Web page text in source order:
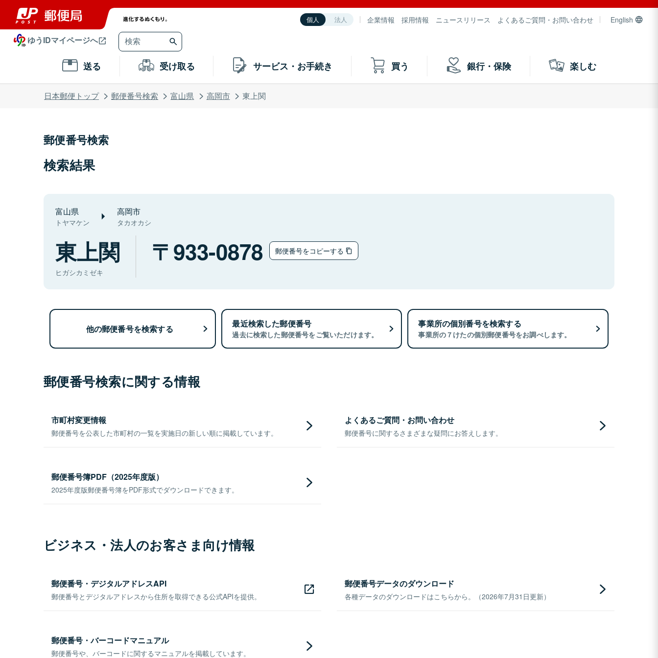
個人 法人 企業情報 採用情報 ニュースリリース よくあるご質問・お問い合わせ English
ゆうIDマイページへ
送る 受け取る サービス・お手続き 買う 銀行・保険 楽しむ
日本郵便トップ 郵便番号検索 富山県 高岡市 東上関
郵便番号検索
検索結果
富山県
トヤマケン
高岡市
タカオカシ
東上関
ヒガシカミゼキ
933-0878 郵便番号をコピーする
他の郵便番号を検索する 最近検索した郵便番号
過去に検索した郵便番号をご覧いただけます。
事業所の個別番号を検索する
事業所の７けたの個別郵便番号をお調べします。
郵便番号検索に関する情報
市町村変更情報
郵便番号を公表した市町村の一覧を実施日の新しい順に掲載しています。
よくあるご質問・お問い合わせ
郵便番号に関するさまざまな疑問にお答えします。
郵便番号簿PDF（2025年度版）
2025年度版郵便番号簿をPDF形式でダウンロードできます。
ビジネス・法人のお客さま向け情報
郵便番号・デジタルアドレスAPI
郵便番号とデジタルアドレスから住所を取得できる公式APIを提供。
郵便番号データのダウンロード
各種データのダウンロードはこちらから。（2026年7月31日更新）
郵便番号・バーコードマニュアル
郵便番号や、バーコードに関するマニュアルを掲載しています。